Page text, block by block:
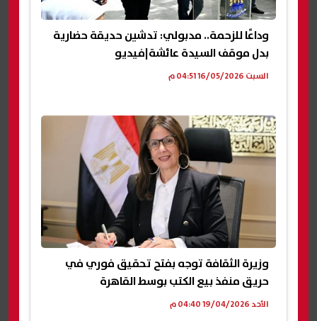
وداعًا للزحمة.. مدبولي: تدشين حديقة حضارية
بدل موقف السيدة عائشة|فيديو
السبت 16/05/2026 04:51 م
وزيرة الثقافة توجه بفتح تحقيق فوري في
حريق منفذ بيع الكتب بوسط القاهرة
الأحد 19/04/2026 04:40 م